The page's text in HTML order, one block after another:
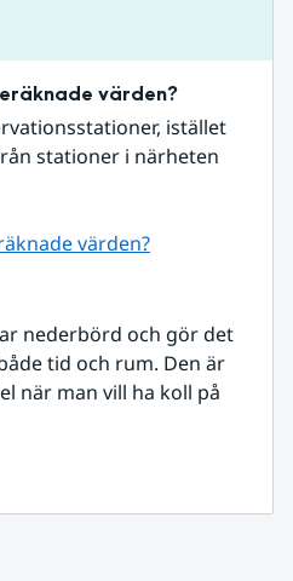
värden?
istället
stationer i närheten
värden?
nederbörd och gör det
tid och rum. Den är
när man vill ha koll på